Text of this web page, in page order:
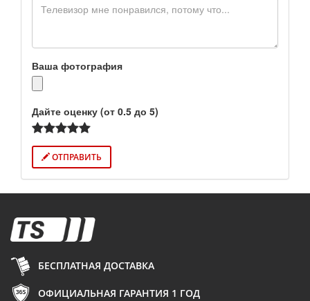
Ваша фотография
Дайте оценку (от 0.5 до 5)
ОТПРАВИТЬ
БЕСПЛАТНАЯ ДОСТАВКА
ОФИЦИАЛЬНАЯ ГАРАНТИЯ 1 ГОД